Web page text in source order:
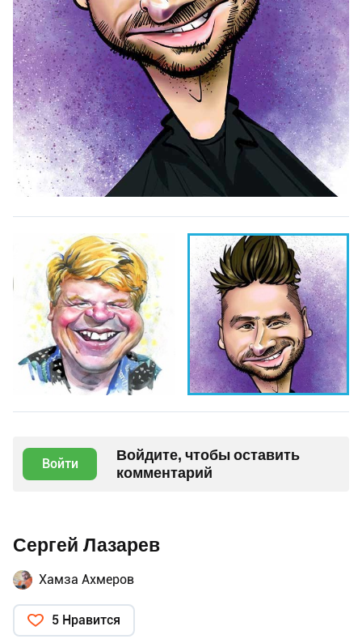
Войти
Войдите, чтобы оставить
комментарий
Сергей Лазарев
Хамза Ахмеров
5 Нравится